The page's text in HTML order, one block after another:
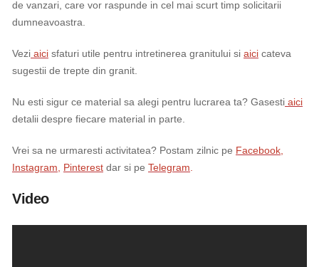
de vanzari, care vor raspunde in cel mai scurt timp solicitarii
dumneavoastra.
Vezi aici sfaturi utile pentru intretinerea granitului si aici cateva
sugestii de trepte din granit.
Nu esti sigur ce material sa alegi pentru lucrarea ta? Gasesti aici
detalii despre fiecare material in parte.
Vrei sa ne urmaresti activitatea? Postam zilnic pe Facebook
Instagram
Pinterest dar si pe Telegram
Video